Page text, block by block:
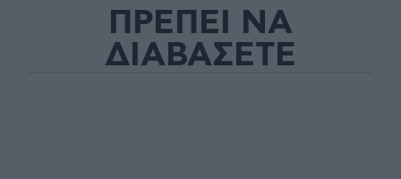
ΠΡΕΠΕΙ ΝΑ
ΔΙΑΒΑΣΕΤΕ